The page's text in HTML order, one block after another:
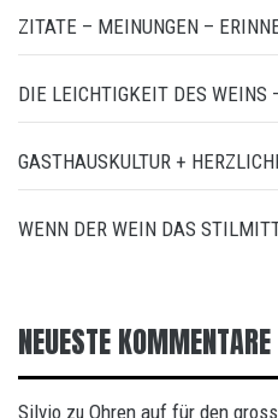
ZITATE – MEINUNGEN –
DIE LEICHTIGKEIT DES WEINS
GASTHAUSKULTUR +
WENN DER WEIN DAS
NEUESTE KOMMENTARE
Silvio zu Ohren auf für den